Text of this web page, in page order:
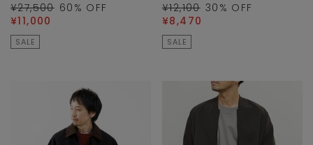
¥27,500 60 % OFF
¥11,000
SALE
¥12,100 30 % OFF
¥8,470
SALE